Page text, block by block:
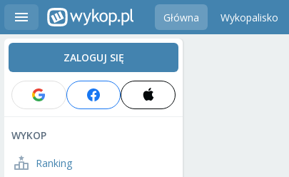
Główna Wykopalisko
ZALOGUJ SIĘ
WYKOP
Ranking